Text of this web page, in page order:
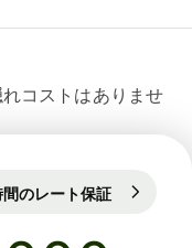
コストはありませ
のレート保証